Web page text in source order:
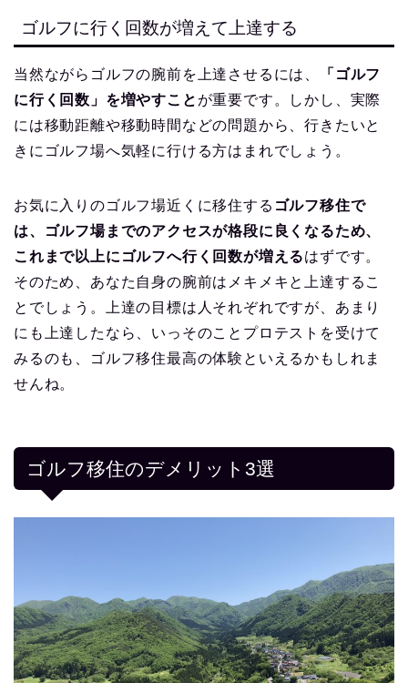
ゴルフに行く回数が増えて上達する
当然ながらゴルフの腕前を上達させるには、
「ゴルフ
に行く回数」を増やすこと が重要です。しかし、実際
には移動距離や移動時間などの問題から、行きたいと
きにゴルフ場へ気軽に行ける方はまれでしょう。
お気に入りのゴルフ場近くに移住する ゴルフ移住で
は、ゴルフ場までのアクセスが格段に良くなるため、
これまで以上にゴルフへ行く回数が増えるはずです。
そのため、あなた自身の腕前はメキメキと上達するこ
とでしょう。上達の目標は人それぞれですが、あまり
にも上達したなら、いっそのことプロテストを受けて
みるのも、ゴルフ移住最高の体験といえるかもしれま
せんね。
ゴルフ移住のデメリット3選